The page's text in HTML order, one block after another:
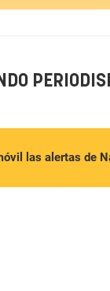
las alertas de